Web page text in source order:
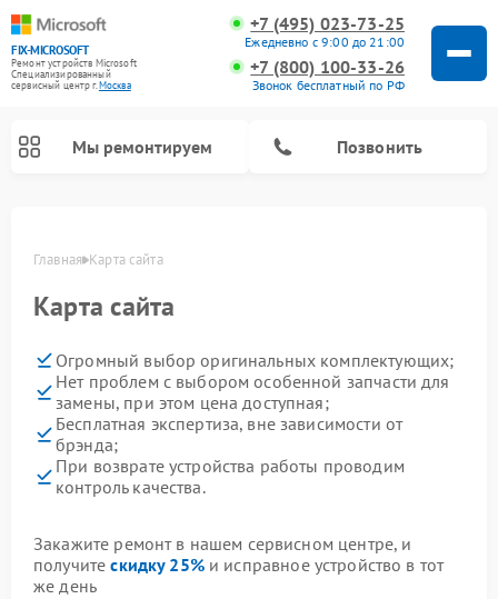
FIX-MICROSOFT
Ремонт устройств Microsoft
Специализированный
cервисный центр г.Москва
+7 (495) 023-73-25
Ежедневно с 9:00 до 21:00
+7 (800) 100-33-26
Звонок бесплатный по РФ
Мы ремонтируем Позвонить
Главная Карта сайта
Карта сайта
Огромный выбор оригинальных комплектующих;
Нет проблем с выбором особенной запчасти для
замены, при этом цена доступная;
Бесплатная экспертиза, вне зависимости от
брэнда;
При возврате устройства работы проводим
контроль качества.
Закажите ремонт в нашем сервисном центре, и
получитескидку 25%и исправное устройство в тот
же день